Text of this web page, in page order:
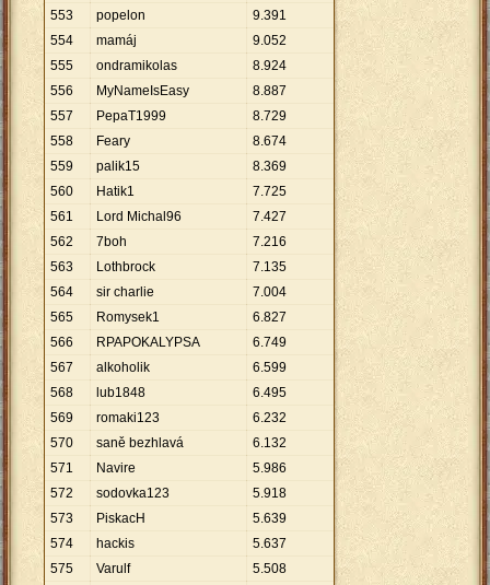
553
popelon 9.391
554
mamáj 9.052
555
ondramikolas 8.924
556
MyNameIsEasy 8.887
557
PepaT1999 8.729
558
Feary 8.674
559
palik15 8.369
560
Hatik1 7.725
561
Lord Michal96 7.427
562
7boh 7.216
563
Lothbrock 7.135
564
sir charlie 7.004
565
Romysek1 6.827
566
RPAPOKALYPSA 6.749
567
alkoholik 6.599
568
lub1848 6.495
569
romaki123 6.232
570
saně bezhlavá 6.132
571
Navire 5.986
572
sodovka123 5.918
573
PiskacH 5.639
574
hackis 5.637
575
Varulf 5.508